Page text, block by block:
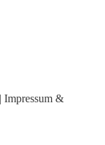
Impressum &